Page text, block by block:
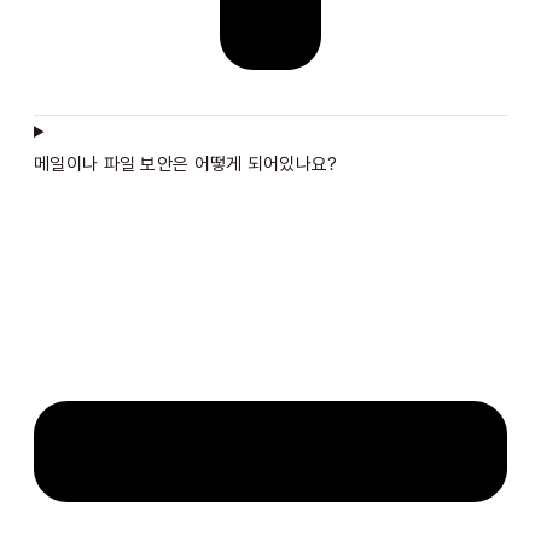
메일이나 파일 보안은 어떻게 되어있나요?